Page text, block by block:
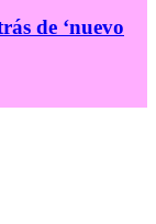
de ‘nuevo